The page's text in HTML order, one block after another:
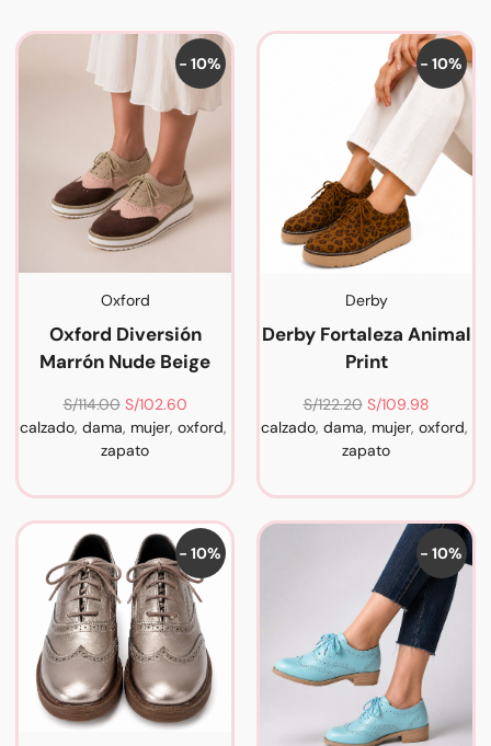
- 10%
Oxford
Oxford Diversión
Marrón Nude Beige
S/114.00 S/102.60
calzado, dama, mujer, oxford,
zapato
- 10%
Derby
Derby Fortaleza Animal
Print
S/122.20 S/109.98
calzado, dama, mujer, oxford,
zapato
- 10% - 10%